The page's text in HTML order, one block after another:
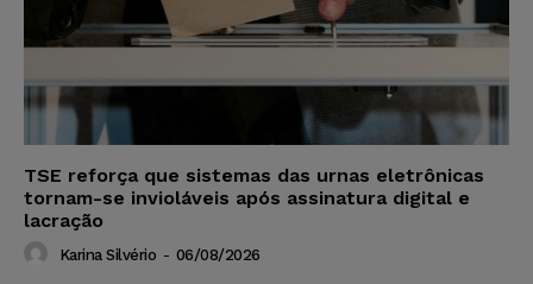
TSE reforça que sistemas das urnas eletrônicas
tornam-se invioláveis após assinatura digital e
lacração
Karina Silvério - 06/08/2026